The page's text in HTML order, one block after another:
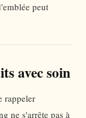
peut
avec soin
rappeler
ne s'arrête pas à